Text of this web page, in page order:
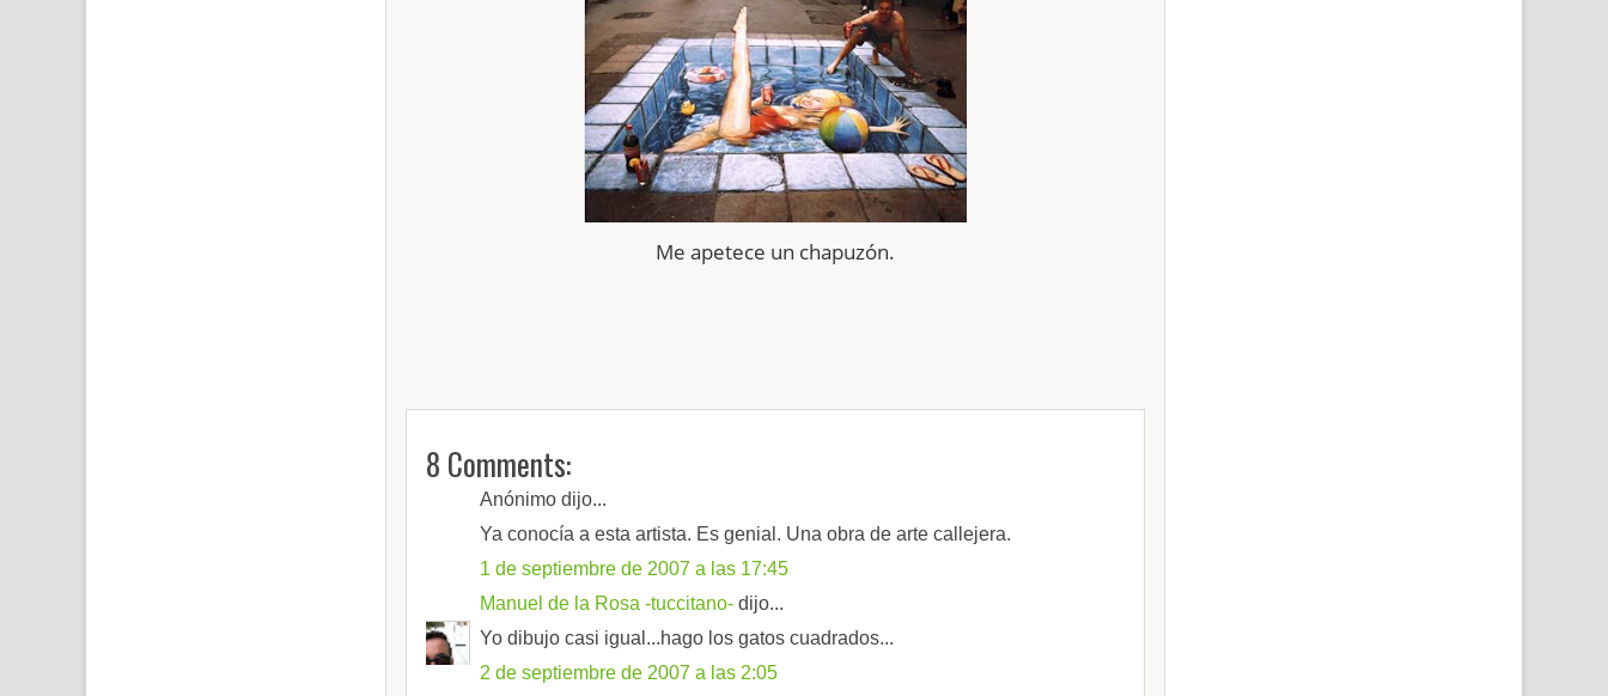
Me apetece un chapuzón.
8 Comments:
Anónimo dijo...
Ya conocía a esta artista. Es genial. Una obra de arte callejera.
1 de septiembre de 2007 a las 17:45
Manuel de la Rosa -tuccitano- dijo...
Yo dibujo casi igual...hago los gatos cuadrados...
2 de septiembre de 2007 a las 2:05